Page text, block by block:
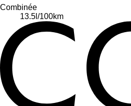
Combinée
13.5 l/100km